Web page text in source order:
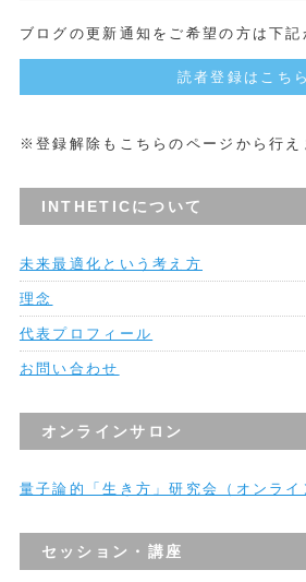
ブログの更新通知をご希望の方は下記
読者登録はこちら
※登録解除もこちらのページから行え
INTHETICについて
未来最適化という考え方
理念
代表プロフィール
お問い合わせ
オンラインサロン
量子論的「生き方」研究会（オンライ
セッション・講座